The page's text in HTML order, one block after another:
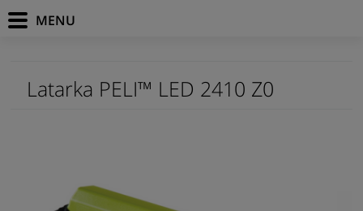
Latarka PELI™ LED 2410 Z0